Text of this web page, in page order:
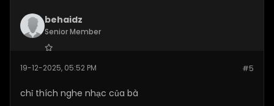
behaidz
Senior Member
Posts:277 #5
19-12-2025, 05:52 PM
chỉ thích nghe nhạc của bà